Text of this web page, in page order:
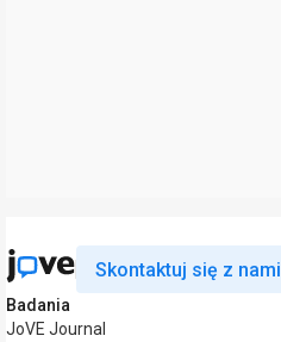
Skontaktuj się z nami
Badania
JoVE Journal